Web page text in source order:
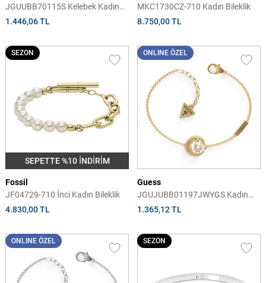
JGUUBB70115S Kelebek Kadın
Bileklik
1.446,06 TL
MKC1730CZ-710 Kadın Bileklik
8.750,00 TL
SEPETTE %10 İNDİRİM
SEZON
Fossil
JF04729-710 İnci Kadın Bileklik
4.830,00 TL
ONLINE ÖZEL
Guess
JGUJUBB01197JWYGS Kadın
Bileklik
1.365,12 TL
ONLINE ÖZEL SEZON